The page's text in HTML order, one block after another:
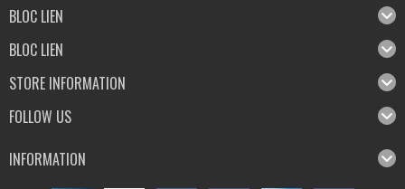
BLOC LIEN
BLOC LIEN
STORE INFORMATION
FOLLOW US
INFORMATION